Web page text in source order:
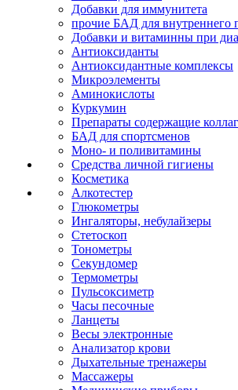
Добавки для иммунитета
прочие БАД для внутреннего
Добавки и витаминны при
Антиоксиданты
Антиоксидантные комплексы
Микроэлементы
Аминокислоты
Куркумин
Препараты содержащие
БАД для спортсменов
Моно- и поливитамины
Средства личной гигиены
Косметика
Алкотестер
Глюкометры
Ингаляторы, небулайзеры
Стетоскоп
Тонометры
Секундомер
Термометры
Пульсоксиметр
Часы песочные
Ланцеты
Весы электронные
Анализатор крови
Дыхательные тренажеры
Массажеры